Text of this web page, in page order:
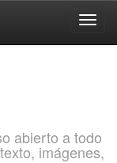
abierto a todo
imágenes,